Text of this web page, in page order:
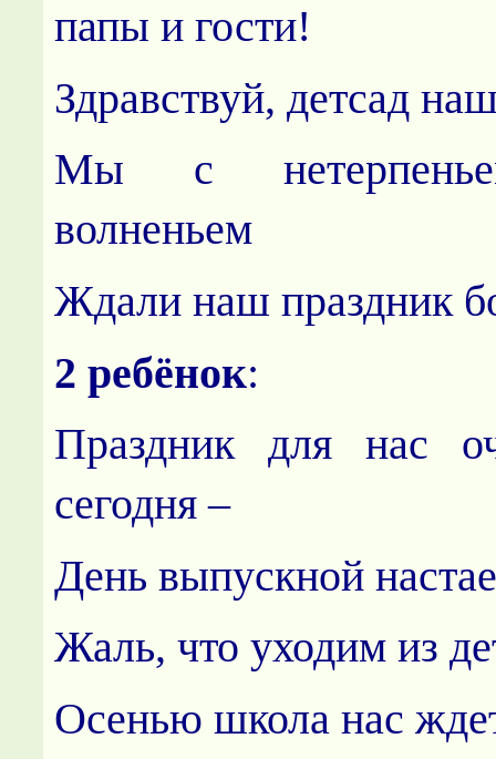
папы и гости!
Здравствуй, детсад
Мы с
волненьем
Ждали наш праздник
2 ребёнок:
Праздник для нас
сегодня –
День выпускной
Жаль, что уходим из
Осенью школа нас